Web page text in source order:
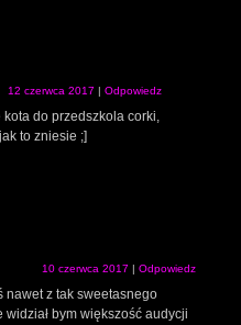
12 czerwca 2017 Odpowiedz
kota do przedszkola corki,
to zniesie ;]
10 czerwca 2017 Odpowiedz
nawet z tak sweetasnego
bym większość audycji